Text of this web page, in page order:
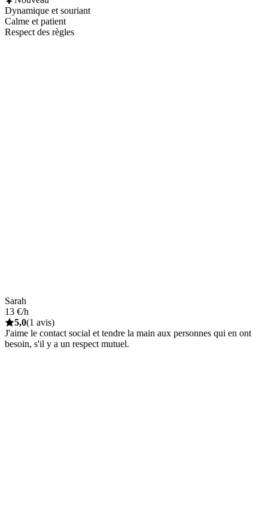
Dynamique et souriant
Calme et patient
Respect des règles
Sarah
13 €/h
5,0(1 avis)
J'aime le contact social et tendre la main aux personnes qui en ont
besoin, s'il y a un respect mutuel.